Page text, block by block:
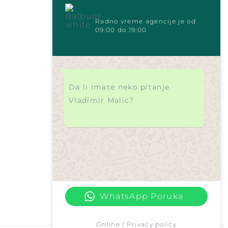
Radno vreme agencije je od
09:00 do 19:00
Da li imate neko pitanje
Vladimir Malic?
WhatsApp Poruka
Online | Privacy policy